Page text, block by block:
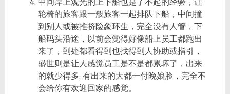
轮椅的旅客跟一般旅客一起排队下船，中间撞
到别人或被推挤险象环生，完全没有人管，下
船码头沿途，以前会觉得好像船上员工都跑出
来了，到处都看得到也找得到人协助或指引，
盛世则是让人感觉员工是不是都累坏了，出来
的就少得多, 有出来的大都一付晚娘脸，完全不
会给你有欢迎回家的感觉。